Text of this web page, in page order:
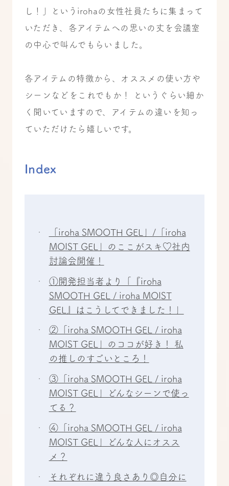
し！」というirohaの女性社員たちに集まって
いただき、各アイテムへの思いの丈を会議室
の中心で叫んでもらいました。
各アイテムの特徴から、オススメの使い方や
シーンなどをこれでもか！ というぐらい細か
く聞いていますので、アイテムの違いを知っ
ていただけたら嬉しいです。
Index
「iroha SMOOTH GEL」/「iroha
MOIST GEL」のここがスキ♡社内
討論会開催！
①開発担当者より「『iroha
SMOOTH GEL / iroha MOIST
GEL』はこうしてできました！」
②「iroha SMOOTH GEL / iroha
MOIST GEL」のココが好き！ 私
の推しのすごいところ！
③「iroha SMOOTH GEL / iroha
MOIST GEL」どんなシーンで使っ
てる？
④「iroha SMOOTH GEL / iroha
MOIST GEL」どんな人にオスス
メ？
それぞれに違う良さあり◎自分に